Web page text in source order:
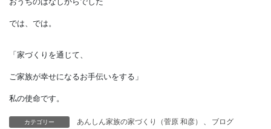
統一されすぎているところにあるのです。
年季の入った職人の
指先の感性にはかなわないように、
私たちは、
カテゴリー あんしん家族の家づくり（菅原 和彦） 、
ブログ